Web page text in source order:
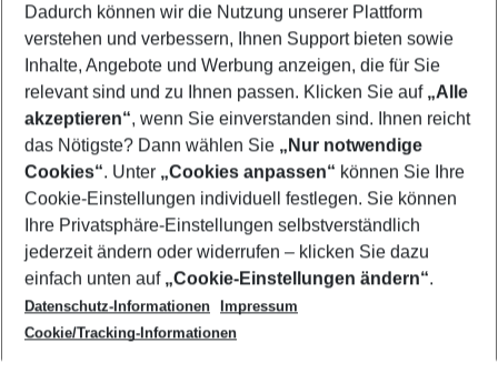
Mehr Filter anzeigen
Footer
Footer navigation
Über uns
AGB
Cookie-Einstellungen ändern
Cookie-Richtlinie
Datenschutz
Service & Hilfe
Barrierefreies Reisen
Check-in
Folgen Sie uns
Dadurch können wir die Nutzung unserer Plattform
verstehen und verbessern, Ihnen Support bieten sowie
Inhalte, Angebote und Werbung anzeigen, die für Sie
relevant sind und zu Ihnen passen. Klicken Sie auf „Alle
akzeptieren“, wenn Sie einverstanden sind. Ihnen reicht
das Nötigste? Dann wählen Sie „Nur notwendige
Cookies“. Unter „Cookies anpassen“ können Sie Ihre
Cookie-Einstellungen individuell festlegen. Sie können
Ihre Privatsphäre-Einstellungen selbstverständlich
jederzeit ändern oder widerrufen – klicken Sie dazu
einfach unten auf „Cookie-Einstellungen ändern“.
Datenschutz-Informationen
Impressum
Cookie/Tracking-Informationen